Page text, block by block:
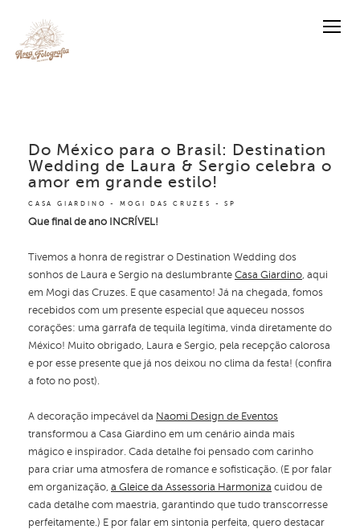
CASA GIARDINO - MOGI DAS CRUZES - SP
Do México para o Brasil: Destination
Wedding de Laura & Sergio celebra o
amor em grande estilo!
Que final de ano INCRÍVEL!
Tivemos a honra de registrar o Destination Wedding dos
sonhos de Laura e Sergio na deslumbrante Casa Giardino, aqui
em Mogi das Cruzes. E que casamento! Já na chegada, fomos
recebidos com um presente especial que aqueceu nossos
corações: uma garrafa de tequila legítima, vinda diretamente do
México! Muito obrigado, Laura e Sergio, pela recepção calorosa
e por esse presente que já nos deixou no clima da festa! (confira
a foto no post).
A decoração impecável da Naomi Design de Eventos
transformou a Casa Giardino em um cenário ainda mais
mágico e inspirador. Cada detalhe foi pensado com carinho
para criar uma atmosfera de romance e sofisticação. (E por falar
em organização, a Gleice da Assessoria Harmoniza cuidou de
cada detalhe com maestria, garantindo que tudo transcorresse
perfeitamente.) E por falar em sintonia perfeita, quero destacar